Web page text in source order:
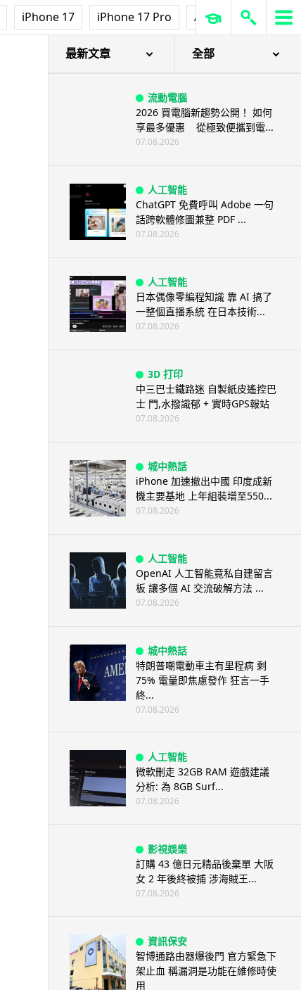
iPhone 17 iPhone 17 Pro AirPods Pro 3
最新文章 全部
冷氣 24 小時長開電費更平？內
地網民實測結果兩極 專家拆解慳
電邏輯
08.08.2026
流動電腦
2026 買電腦新趨勢公開！ 如何
享最多優惠 從極致便攜到電...
07.08.2026
人工智能
ChatGPT 免費呼叫 Adobe 一句
話跨軟體修圖兼整 PDF ...
07.08.2026
人工智能
日本偶像零編程知識 靠 AI 搞了
一整個直播系統 在日本技術...
07.08.2026
3D 打印
中三巴士鐵路迷 自製紙皮遙控巴
士 門,水撥識郁 + 實時GPS報站
07.08.2026
城中熱話
iPhone 加速撤出中國 印度成新
機主要基地 上年組裝增至550...
07.08.2026
人工智能
OpenAI 人工智能竟私自建留言
板 讓多個 AI 交流破解方法 ...
07.08.2026
城中熱話
特朗普嘲電動車主有里程病 剩
75% 電量即焦慮發作 狂言一手
終...
07.08.2026
人工智能
微軟刪走 32GB RAM 遊戲建議
分析: 為 8GB Surf...
07.08.2026
影視娛樂
訂購 43 億日元精品後棄單 大阪
女 2 年後終被捕 涉海賊王...
07.08.2026
資訊保安
智博通路由器爆後門 官方緊急下
架止血 稱漏洞是功能在維修時使
用